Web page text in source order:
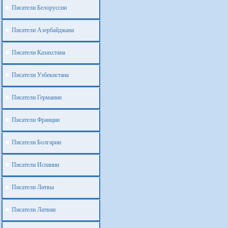
Писатели Белоруссии
Писатели Азербайджана
Писатели Казахстана
Писатели Узбекистана
Писатели Германии
Писатели Франции
Писатели Болгарии
Писатели Испании
Писатели Литвы
Писатели Латвии